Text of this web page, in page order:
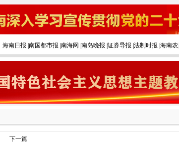
海南日报 南国都市报 南海网 南岛晚报 证券导报 法制时报 海南农
下一篇